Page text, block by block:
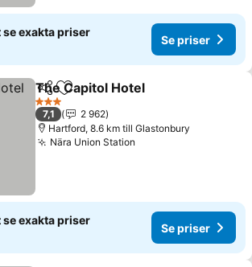
exakta priser
Se priser
Dela Lägg till i Mina Favoriter
The Capitol Hotel
3 Stjärnor
7,1
2 962
Hartford, 8.6 km till Glastonbury
Nära Union Station
exakta priser
Se priser